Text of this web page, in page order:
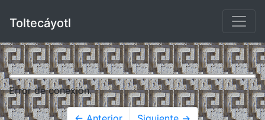
Toltecáyotl
Error de conexión.